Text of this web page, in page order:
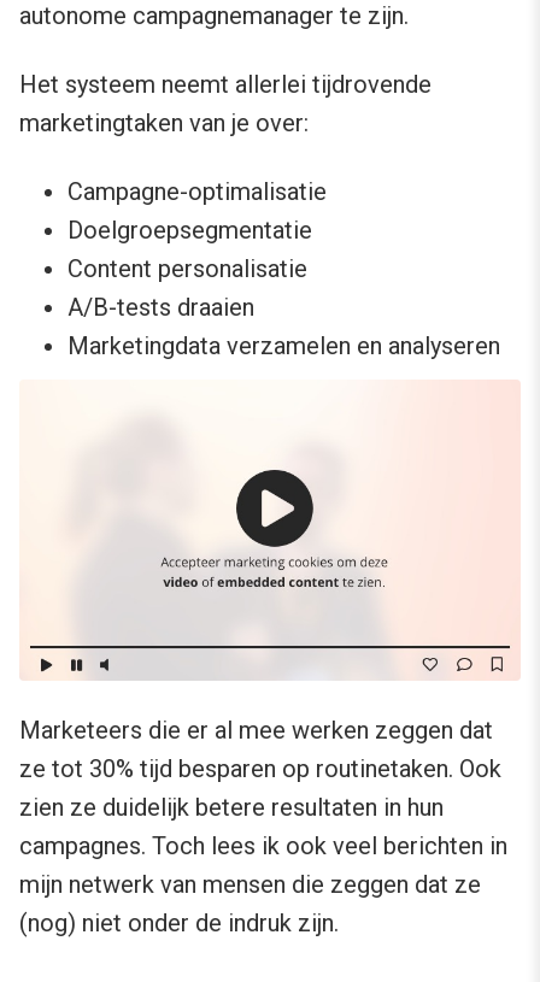
autonome campagnemanager te zijn.
Het systeem neemt allerlei tijdrovende
marketingtaken van je over:
Campagne-optimalisatie
Doelgroepsegmentatie
Content personalisatie
A/B-tests draaien
Marketingdata verzamelen en analyseren
Marketeers die er al mee werken zeggen dat
ze tot 30% tijd besparen op routinetaken. Ook
zien ze duidelijk betere resultaten in hun
campagnes. Toch lees ik ook veel berichten in
mijn netwerk van mensen die zeggen dat ze
(nog) niet onder de indruk zijn.